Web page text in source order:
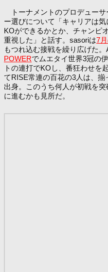
トーナメントのプロデューサ
ー選びについて「キャリアは気
KOができるかとか、チャンピ
重視した」と話す。sasoriは7
もつれ込む接戦を繰り広げた。
POWERでムエタイ世界3冠の
トの連打でKOし、番狂わせを
てRISE常連の百花の3人は、
出身。このうち何人が初戦を
に進むかも見所だ。